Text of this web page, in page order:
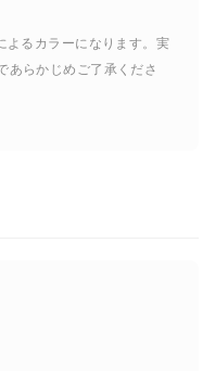
よるカラーになります。実
あらかじめご了承くださ